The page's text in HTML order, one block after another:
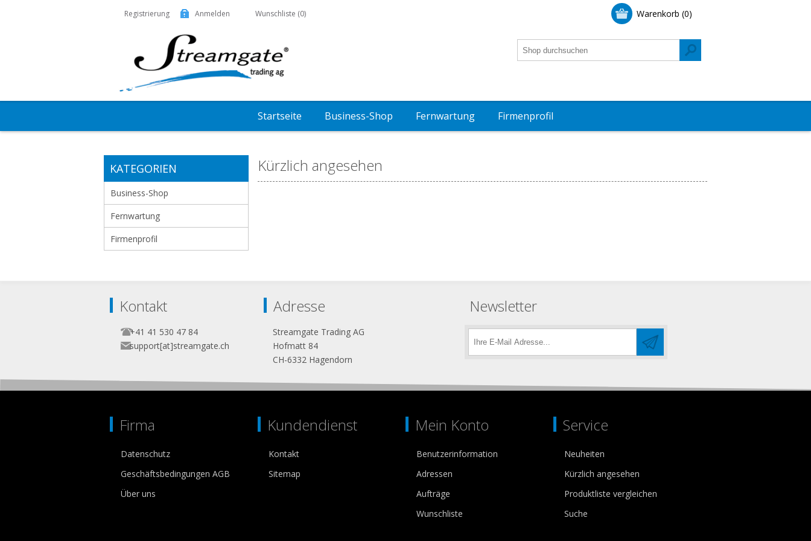
Warenkorb (0)
Registrierung Anmelden Wunschliste (0)
Startseite Business-Shop Fernwartung Firmenprofil
Kürzlich angesehen
KATEGORIEN
Business-Shop
Fernwartung
Firmenprofil
Kontakt
+41 41 530 47 84
support[at]streamgate.ch
Adresse
Streamgate Trading AG
Hofmatt 84
CH-6332 Hagendorn
Newsletter
Firma
Datenschutz
Geschäftsbedingungen AGB
Über uns
Kundendienst
Kontakt
Sitemap
Mein Konto
Benutzerinformation
Adressen
Aufträge
Wunschliste
Service
Neuheiten
Kürzlich angesehen
Produktliste vergleichen
Suche